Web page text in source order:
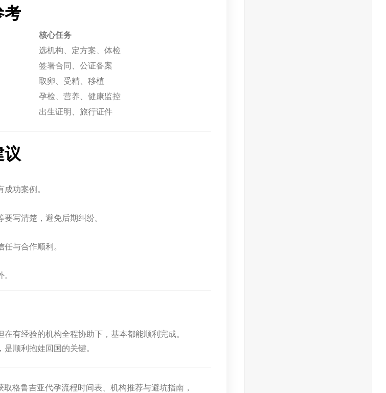
考
核心任务
选机构、定方案、体检
签署合同、公证备案
取卵、受精、移植
孕检、营养、健康监控
出生证明、旅行证件
议
功案例。
写清楚，避免后期纠纷。
与合作顺利。
有经验的机构全程协助下，基本都能顺利完成。
顺利抱娃回国的关键。
取格鲁吉亚代孕流程时间表、机构推荐与避坑指南，